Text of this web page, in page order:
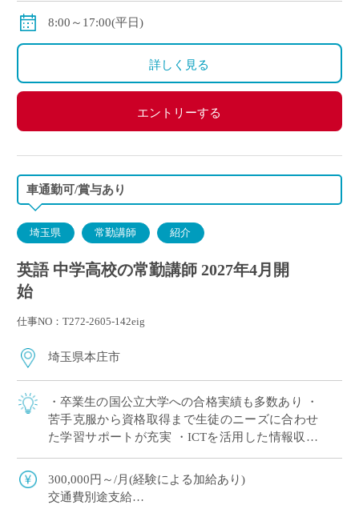
住宅手当等の諸手当あり
8:00～17:00(平日)
詳しく見る
エントリーする
車通勤可/賞与あり
埼玉県 常勤講師 紹介
英語 中学高校の常勤講師 2027年4月開
始
仕事NO：T272-2605-142eig
埼玉県本庄市
・卒業生の国公立大学への合格実績も多数あり ・
苦手克服から資格取得まで生徒のニーズに合わせ
た学習サポートが充実 ・ICTを活用した情報収集
300,000円～/月(経験による加給あり)
交通費別途支給